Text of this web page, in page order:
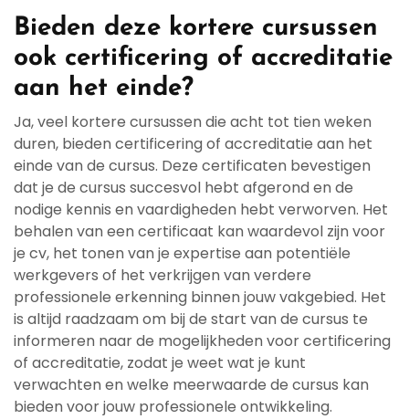
Bieden deze kortere cursussen
ook certificering of accreditatie
aan het einde?
Ja, veel kortere cursussen die acht tot tien weken
duren, bieden certificering of accreditatie aan het
einde van de cursus. Deze certificaten bevestigen
dat je de cursus succesvol hebt afgerond en de
nodige kennis en vaardigheden hebt verworven. Het
behalen van een certificaat kan waardevol zijn voor
je cv, het tonen van je expertise aan potentiële
werkgevers of het verkrijgen van verdere
professionele erkenning binnen jouw vakgebied. Het
is altijd raadzaam om bij de start van de cursus te
informeren naar de mogelijkheden voor certificering
of accreditatie, zodat je weet wat je kunt
verwachten en welke meerwaarde de cursus kan
bieden voor jouw professionele ontwikkeling.